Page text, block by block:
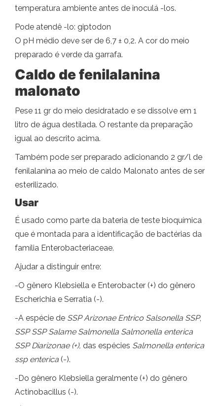
temperatura ambiente antes de inoculá -los.
Pode atendê -lo: giptodon
O pH médio deve ser de 6,7 ± 0,2. A cor do meio
preparado é verde da garrafa.
Caldo de fenilalanina
malonato
Pese 11 gr do meio desidratado e se dissolve em 1
litro de água destilada. O restante da preparação
igual ao descrito acima.
Também pode ser preparado adicionando 2 gr/l de
fenilalanina ao meio de caldo Malonato antes de ser
esterilizado.
Usar
É usado como parte da bateria de teste bioquímica
que é montada para a identificação de bactérias da
família Enterobacteriaceae.
Ajudar a distinguir entre:
-O gênero Klebsiella e Enterobacter (+) do gênero
Escherichia e Serratia (-).
-A espécie de SSP Arizonae Entrico Salsonella SSP,
SSP SSP Salame Salmonella Salmonella enterica
SSP Diarizonae (+), das espécies Salmonella enterica
ssp enterica (-).
-Do gênero Klebsiella geralmente (+) do gênero
Actinobacillus (-).